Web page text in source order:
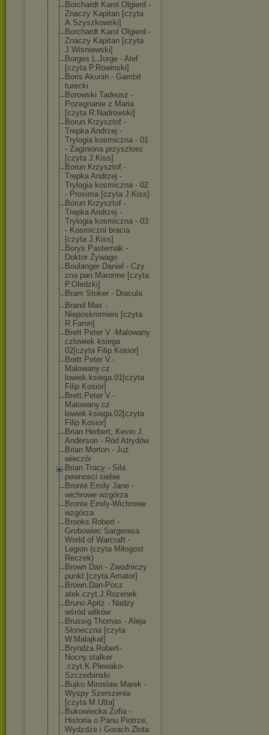
Borchardt Karol Olgierd -
Znaczy Kapitan [czyta
A.Szyszkowski]
Borchardt Karol Olgierd -
Znaczy Kapitan [czyta
J.Wisniewski]
Borges L.Jorge - Alef
[czyta P.Rowinski]
Boris Akunin - Gambit
turecki
Borowski Tadeusz -
Pozegnanie z Maria
[czyta R.Nadrowski]
Borun Krzysztof -
Trepka Andrzej -
Trylogia kosmiczna - 01
- Zaginiona przyszlosc
[czyta J.Kiss]
Borun Krzysztof -
Trepka Andrzej -
Trylogia kosmiczna - 02
- Proxima [czyta J.Kiss]
Borun Krzysztof -
Trepka Andrzej -
Trylogia kosmiczna - 03
- Kosmiczni bracia
[czyta J.Kiss]
Borys Pasternak -
Doktor Żywago
Boulanger Daniel - Czy
zna pan Maronne [czyta
P.Oledzki]
Bram Stoker - Dracula
Brand Max -
Nieposkromieni [czyta
R.Faron]
Brett Peter V -Malowany
czlowiek ksiega
02[czyta Filip Kosior]
Brett.Peter V.-
Malowany.cz
lowiek.ksiega.01[czyta
Filip Kosior]
Brett.Peter V.-
Malowany.cz
lowiek.ksiega.02[czyta
Filip Kosior]
Brian Herbert, Kevin J.
Anderson - Ród Atrydów
Brian Morton - Już
wieczór
Brian Tracy - Sila
pewnosci siebie
Brontë Emily Jane -
wichrowe wzgórza
Bronte Emily-Wichrowe
wzgórza
Brooks Robert -
Grobowiec Sargerasa.
World of Warcraft -
Legion (czyta Miłogost
Reczek)
Brown Dan - Zwodniczy
punkt [czyta Amator]
Brown.Dan-Pocz
atek.czyt.J.Rozenek
Bruno Apitz - Nadzy
wśród wilków
Brussig Thomas - Aleja
Sloneczna [czyta
W.Malajkat]
Bryndza.Robert-
Nocny.stalker
.czyt.K.Plewako-
Szczerbinski
Bujko Miroslaw Marek -
Wyspy Szerszenia
[czyta M.Utta]
Bukowiecka Zofia -
Historia o Panu Piotrze,
Wydzdze i Gorach Zlota